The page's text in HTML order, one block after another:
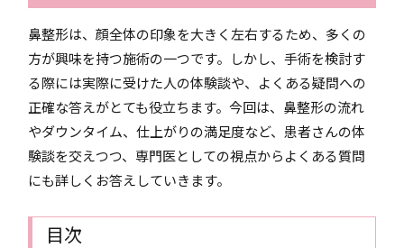
鼻整形は、顔全体の印象を大きく左右するため、多くの
方が興味を持つ施術の一つです。しかし、手術を検討す
る際には実際に受けた人の体験談や、よくある疑問への
正確な答えがとても役立ちます。今回は、鼻整形の流れ
やダウンタイム、仕上がりの満足度など、患者さんの体
験談を交えつつ、専門医としての視点からよくある質問
にも詳しくお答えしていきます。
目次